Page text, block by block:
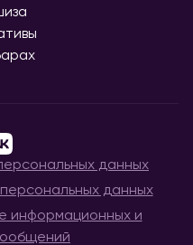
данных
данных
информационных и